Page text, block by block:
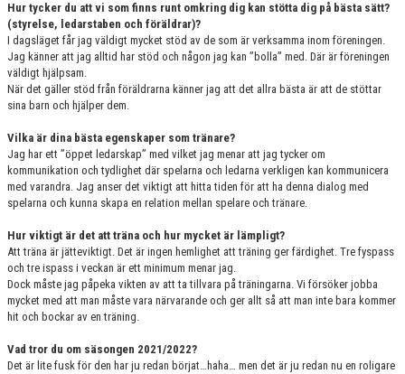
Hur tycker du att vi som finns runt omkring dig kan stötta dig på bästa sätt?
(styrelse, ledarstaben och föräldrar)?
I dagsläget får jag väldigt mycket stöd av de som är verksamma inom föreningen.
Jag känner att jag alltid har stöd och någon jag kan ”bolla” med. Där är föreningen
väldigt hjälpsam.
När det gäller stöd från föräldrarna känner jag att det allra bästa är att de stöttar
sina barn och hjälper dem.
Vilka är dina bästa egenskaper som tränare?
Jag har ett ”öppet ledarskap” med vilket jag menar att jag tycker om
kommunikation och tydlighet där spelarna och ledarna verkligen kan kommunicera
med varandra. Jag anser det viktigt att hitta tiden för att ha denna dialog med
spelarna och kunna skapa en relation mellan spelare och tränare.
Hur viktigt är det att träna och hur mycket är lämpligt?
Att träna är jätteviktigt. Det är ingen hemlighet att träning ger färdighet. Tre fyspass
och tre ispass i veckan är ett minimum menar jag.
Dock måste jag påpeka vikten av att ta tillvara på träningarna. Vi försöker jobba
mycket med att man måste vara närvarande och ger allt så att man inte bara kommer
hit och bockar av en träning.
Vad tror du om säsongen 2021/2022?
Det är lite fusk för den har ju redan börjat…haha… men det är ju redan nu en roligare